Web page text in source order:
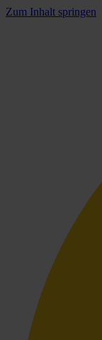
Zum Inhalt springen